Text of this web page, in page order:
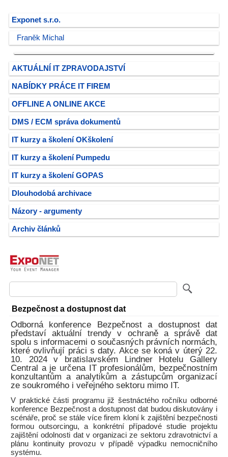
Exponet s.r.o.
Franěk Michal
AKTUÁLNÍ IT ZPRAVODAJSTVÍ
NABÍDKY PRÁCE IT FIREM
OFFLINE A ONLINE AKCE
DMS / ECM správa dokumentů
IT kurzy a školení OKškolení
IT kurzy a školení Pumpedu
IT kurzy a školení GOPAS
Dlouhodobá archivace
Názory - argumenty
Archiv článků
Bezpečnost a dostupnost dat
Odborná konference Bezpečnost a dostupnost dat
představí aktuální trendy v ochraně a správě dat
spolu s informacemi o současných právních normách,
které ovlivňují práci s daty. Akce se koná v úterý 22.
10. 2024 v bratislavském Lindner Hotelu Gallery
Central a je určena IT profesionálům, bezpečnostním
konzultantům a analytikům a zástupcům organizací
ze soukromého i veřejného sektoru mimo IT.
V praktické části programu již šestnáctého ročníku odborné
konference Bezpečnost a dostupnost dat budou diskutovány i
scénáře, proč se stále více firem kloní k zajištění bezpečnosti
formou outsorcingu, a konkrétní případové studie projektu
zajištění odolnosti dat v organizaci ze sektoru zdravotnictví a
plánu kontinuity provozu v případě výpadku nemocničního
systému.